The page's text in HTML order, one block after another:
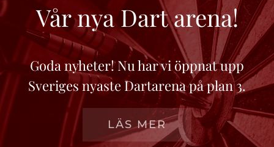
Vår nya Dart arena!
Goda nyheter! Nu har vi öppnat upp
Sveriges nyaste Dartarena på plan 3.
LÄS MER